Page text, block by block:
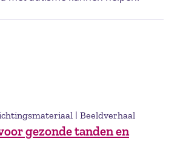
gezonde tanden en
| Beeldverhaal